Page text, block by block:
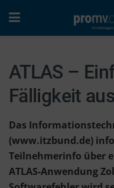
ATLAS –
Fälligkeit
Das
(www.itzbund.de)
Teilnehmerinfo über
ATLAS-Anwendung